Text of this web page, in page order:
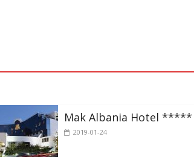
Mak Albania Hotel *****
2019-01-24